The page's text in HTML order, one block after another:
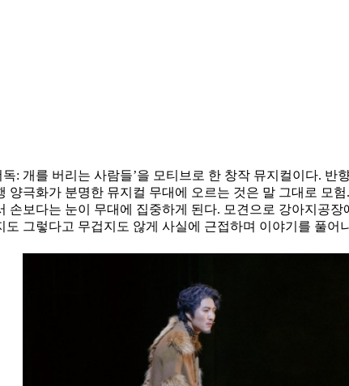
독: 개를 버리는 사람들’을 모티브로 한 창작 뮤지컬이다.
극화가 분명한 뮤지컬 무대에 오르는 것은 말 그대로 모
손보다는 눈이 무대에 집중하게 된다. 모견으로 강아지공
그렇다고 무겁지도 않게 사실에 근접하며 이야기를 풀어